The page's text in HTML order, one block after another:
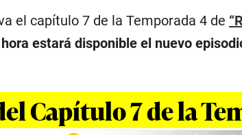
el capítulo 7 de la Temporada 4 de
estará disponible el nuevo
Capítulo 7 de la